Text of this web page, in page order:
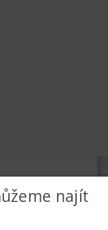
zaměstnání
najít